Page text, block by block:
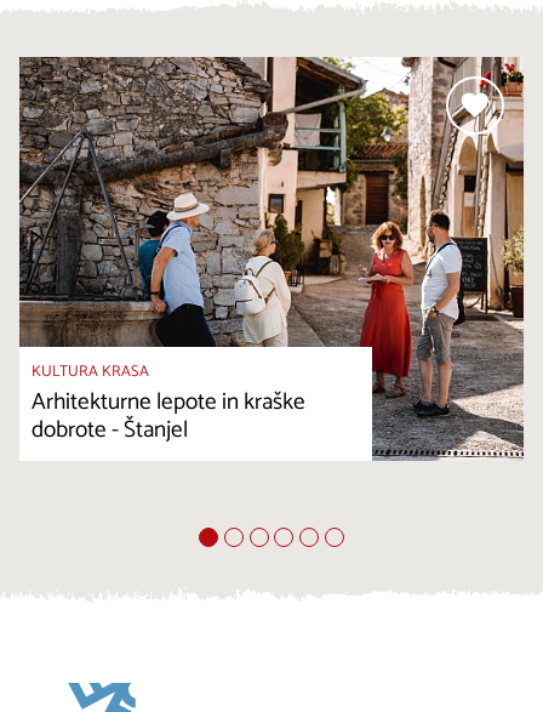
KULTURA KRASA
Arhitekturne lepote in kraške
dobrote - Štanjel